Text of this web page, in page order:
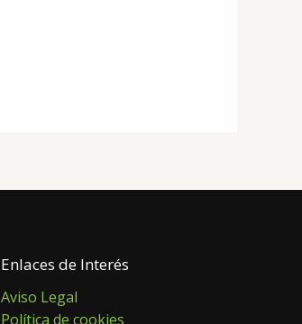
Enlaces de Interés
Aviso Legal
Política de cookies